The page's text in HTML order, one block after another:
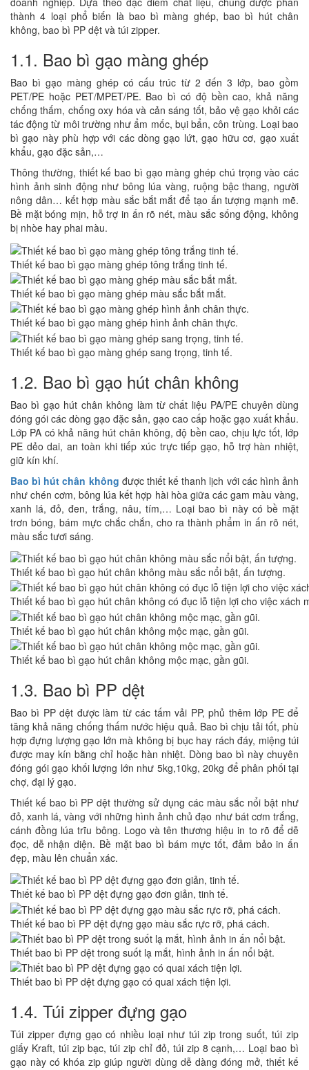
thành 4 loại phổ biến là bao bì màng ghép, bao bì hút chân
không, bao bì PP dệt và túi zipper.
1.1. Bao bì gạo màng ghép
Bao bì gạo màng ghép có cấu trúc từ 2 đến 3 lớp, bao gồm
PET/PE hoặc PET/MPET/PE. Bao bì có độ bền cao, khả năng
chống thấm, chống oxy hóa và cản sáng tốt, bảo vệ gạo khỏi các
tác động từ môi trường như ẩm mốc, bụi bẩn, côn trùng. Loại bao
bì gạo này phù hợp với các dòng gạo lứt, gạo hữu cơ, gạo xuất
khẩu, gạo đặc sản,…
Thông thường, thiết kế bao bì gạo màng ghép chú trọng vào các
hình ảnh sinh động như bông lúa vàng, ruộng bậc thang, người
nông dân… kết hợp màu sắc bắt mắt để tạo ấn tượng mạnh mẽ.
Bề mặt bóng mịn, hỗ trợ in ấn rõ nét, màu sắc sống động, không
bị nhòe hay phai màu.
Thiết kế bao bì gạo màng ghép tông trắng tinh tế.
Thiết kế bao bì gạo màng ghép màu sắc bắt mắt.
Thiết kế bao bì gạo màng ghép hình ảnh chân thực.
Thiết kế bao bì gạo màng ghép sang trọng, tinh tế.
1.2. Bao bì gạo hút chân không
Bao bì gạo hút chân không làm từ chất liệu PA/PE chuyên dùng
đóng gói các dòng gạo đặc sản, gạo cao cấp hoặc gạo xuất khẩu.
Lớp PA có khả năng hút chân không, độ bền cao, chịu lực tốt, lớp
PE dẻo dai, an toàn khi tiếp xúc trực tiếp gạo, hỗ trợ hàn nhiệt,
giữ kín khí.
Bao bì hút chân không được thiết kế thanh lịch với các hình ảnh
như chén cơm, bông lúa kết hợp hài hòa giữa các gam màu vàng,
xanh lá, đỏ, đen, trắng, nâu, tím,… Loại bao bì này có bề mặt
trơn bóng, bám mực chắc chắn, cho ra thành phẩm in ấn rõ nét,
màu sắc tươi sáng.
Thiết kế bao bì gạo hút chân không màu sắc nổi bật, ấn tượng.
Thiết kế bao bì gạo hút chân không có đục lỗ tiện lợi cho việc xách
Thiết kế bao bì gạo hút chân không mộc mạc, gần gũi.
Thiết kế bao bì gạo hút chân không mộc mạc, gần gũi.
1.3. Bao bì PP dệt
Bao bì PP dệt được làm từ các tấm vải PP, phủ thêm lớp PE để
tăng khả năng chống thấm nước hiệu quả. Bao bì chịu tải tốt, phù
hợp đựng lượng gạo lớn mà không bị bục hay rách đáy, miệng túi
được may kín bằng chỉ hoặc hàn nhiệt. Dòng bao bì này chuyên
đóng gói gạo khối lượng lớn như 5kg,10kg, 20kg để phân phối tại
chợ, đại lý gạo.
Thiết kế bao bì PP dệt thường sử dụng các màu sắc nổi bật như
đỏ, xanh lá, vàng với những hình ảnh chủ đạo như bát cơm trắng,
cánh đồng lúa trĩu bông. Logo và tên thương hiệu in to rõ để dễ
đọc, dễ nhận diện. Bề mặt bao bì bám mực tốt, đảm bảo in ấn
đẹp, màu lên chuẩn xác.
Thiết kế bao bì PP dệt đựng gạo đơn giản, tinh tế.
Thiết kế bao bì PP dệt đựng gạo màu sắc rực rỡ, phá cách.
Thiết bao bì PP dệt trong suốt lạ mắt, hình ảnh in ấn nổi bật.
Thiết bao bì PP dệt đựng gạo có quai xách tiện lợi.
1.4. Túi zipper đựng gạo
Túi zipper đựng gạo có nhiều loại như túi zip trong suốt, túi zip
giấy Kraft, túi zip bạc, túi zip chỉ đỏ, túi zip 8 cạnh,… Loại bao bì
gạo này có khóa zip giúp người dùng dễ dàng đóng mở, thiết kế